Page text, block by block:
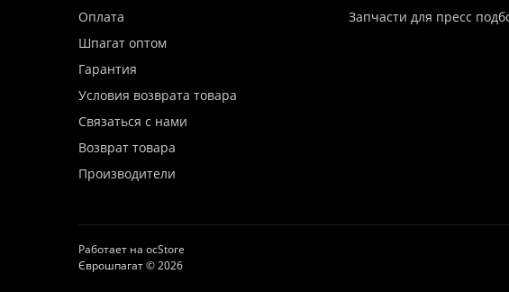
Оплата
Шпагат оптом
Гарантия
Условия возврата товара
Связаться с нами
Возврат товара
Производители
Запчасти для пресс
Работает на ocStore
Єврошпагат © 2026